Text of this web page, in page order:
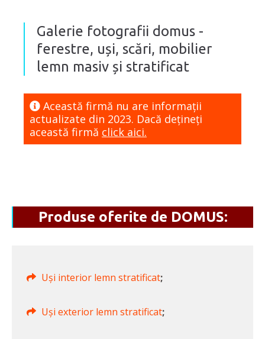
Galerie fotografii domus ­-
ferestre, uși, scări, mobilier
lemn masiv și stratificat
Această firmă nu are informaţii
actualizate din 2023. Dacă dețineți
această firmă click aici.
Produse oferite de DOMUS:
Uși interior lemn stratificat;
Uși exterior lemn stratificat;